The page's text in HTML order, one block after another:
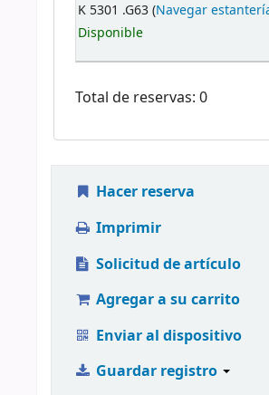
K 5301 .G63 (Navegar
Disponible
Total de reservas: 0
Hacer reserva
Imprimir
Solicitud de artículo
Agregar a su carrito
Enviar al dispositivo
Guardar registro